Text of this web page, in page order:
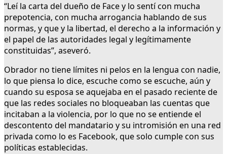
“Leí la carta del dueño de Face y lo sentí con mucha
prepotencia, con mucha arrogancia hablando de sus
normas, y que y la libertad, el derecho a la información y
el papel de las autoridades legal y legítimamente
constituidas”, aseveró.
Obrador no tiene límites ni pelos en la lengua con nadie,
lo que piensa lo dice, escuche como se escuche, aún y
cuando su esposa se aquejaba en el pasado reciente de
que las redes sociales no bloqueaban las cuentas que
incitaban a la violencia, por lo que no se entiende el
descontento del mandatario y su intromisión en una red
privada como lo es Facebook, que solo cumple con sus
políticas establecidas.